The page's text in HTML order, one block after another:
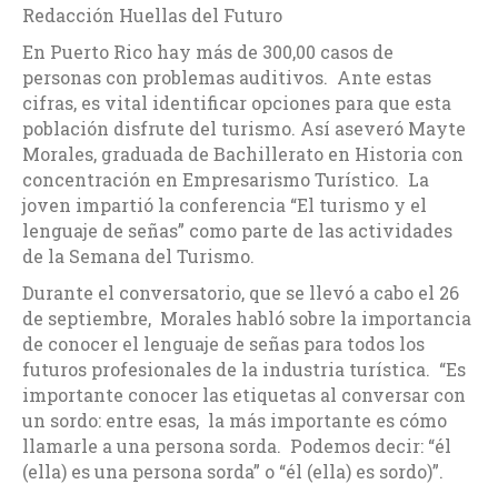
Redacción Huellas del Futuro
En Puerto Rico hay más de 300,00 casos de
personas con problemas auditivos. Ante estas
cifras, es vital identificar opciones para que esta
población disfrute del turismo. Así aseveró Mayte
Morales, graduada de Bachillerato en Historia con
concentración en Empresarismo Turístico. La
joven impartió la conferencia “El turismo y el
lenguaje de señas” como parte de las actividades
de la Semana del Turismo.
Durante el conversatorio, que se llevó a cabo el 26
de septiembre, Morales habló sobre la importancia
de conocer el lenguaje de señas para todos los
futuros profesionales de la industria turística. “Es
importante conocer las etiquetas al conversar con
un sordo: entre esas, la más importante es cómo
llamarle a una persona sorda. Podemos decir: “él
(ella) es una persona sorda” o “él (ella) es sordo)”.